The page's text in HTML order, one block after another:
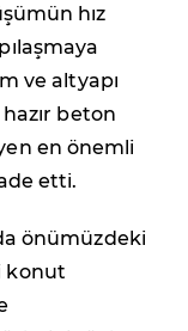
hız
ve altyapı
beton
en önemli
etti.
önümüzdeki
konut